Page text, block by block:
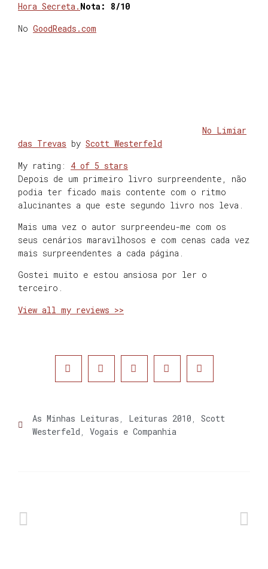
Hora Secreta. Nota: 8/10
No GoodReads.com
No Limiar
das Trevas by Scott Westerfeld
My rating: 4 of 5 stars
Depois de um primeiro livro surpreendente, não
podia ter ficado mais contente com o ritmo
alucinantes a que este segundo livro nos leva.
Mais uma vez o autor surpreendeu-me com os
seus cenários maravilhosos e com cenas cada vez
mais surpreendentes a cada página.
Gostei muito e estou ansiosa por ler o
terceiro.
View all my reviews >>
As Minhas Leituras , Leituras 2010 , Scott
Westerfeld , Vogais e Companhia